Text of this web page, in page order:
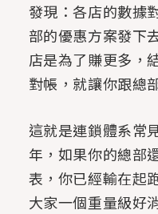
發現：各店的數據
部的優惠方案發下
店是為了賺更多，
對帳，就讓你跟總
這就是連鎖體系常
年，如果你的總部
表，你已經輸在起
大家一個重量級好